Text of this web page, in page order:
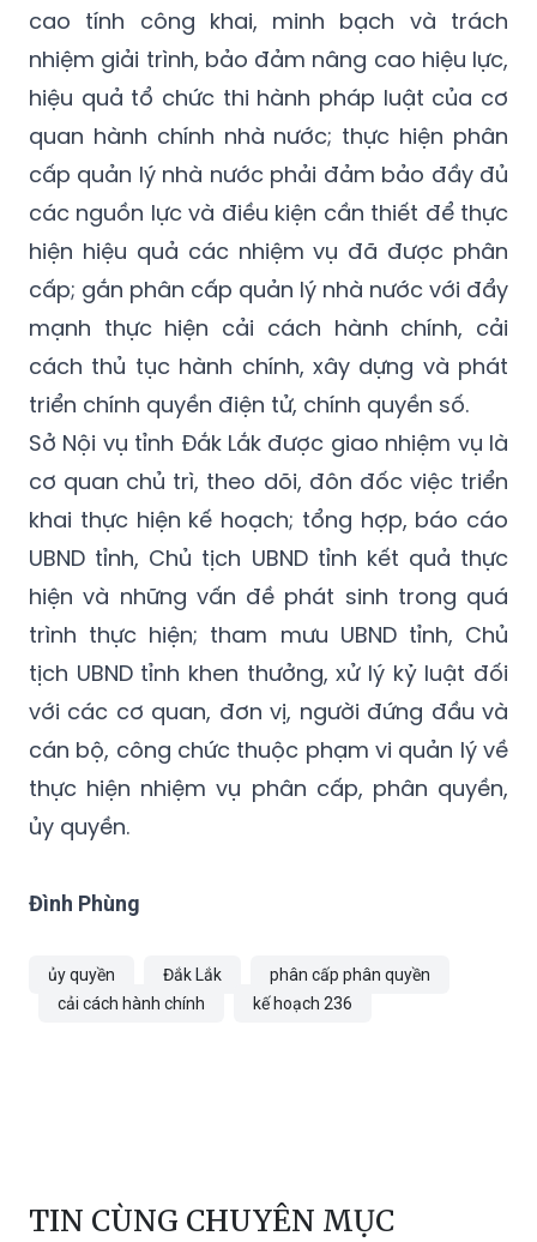
cao tính công khai, minh bạch và trách
nhiệm giải trình, bảo đảm nâng cao hiệu lực,
hiệu quả tổ chức thi hành pháp luật của cơ
quan hành chính nhà nước; thực hiện phân
cấp quản lý nhà nước phải đảm bảo đầy đủ
các nguồn lực và điều kiện cần thiết để thực
hiện hiệu quả các nhiệm vụ đã được phân
cấp; gắn phân cấp quản lý nhà nước với đẩy
mạnh thực hiện cải cách hành chính, cải
cách thủ tục hành chính, xây dựng và phát
triển chính quyền điện tử, chính quyền số.
Sở Nội vụ tỉnh Đắk Lắk được giao nhiệm vụ là
cơ quan chủ trì, theo dõi, đôn đốc việc triển
khai thực hiện kế hoạch; tổng hợp, báo cáo
UBND tỉnh, Chủ tịch UBND tỉnh kết quả thực
hiện và những vấn đề phát sinh trong quá
trình thực hiện; tham mưu UBND tỉnh, Chủ
tịch UBND tỉnh khen thưởng, xử lý kỷ luật đối
với các cơ quan, đơn vị, người đứng đầu và
cán bộ, công chức thuộc phạm vi quản lý về
thực hiện nhiệm vụ phân cấp, phân quyền,
ủy quyền.
Đình Phùng
ủy quyền Đắk Lắk
phân cấp phân quyền
cải cách hành chính
kế hoạch 236
TIN CÙNG CHUYÊN MỤC